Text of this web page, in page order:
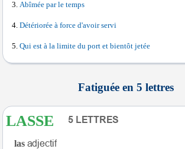
Abîmée par le temps
Détériorée à force d'avoir servi
Qui est à la limite du port et bientôt jetée
Fatiguée en 5 lettres
LASSE
las